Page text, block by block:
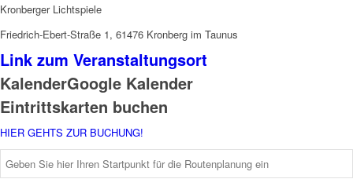
Kronberger Lichtspiele
Friedrich-Ebert-Straße 1, 61476 Kronberg im Taunus
Link zum Veranstaltungsort
KalenderGoogle Kalender
Eintrittskarten buchen
HIER GEHTS ZUR BUCHUNG!